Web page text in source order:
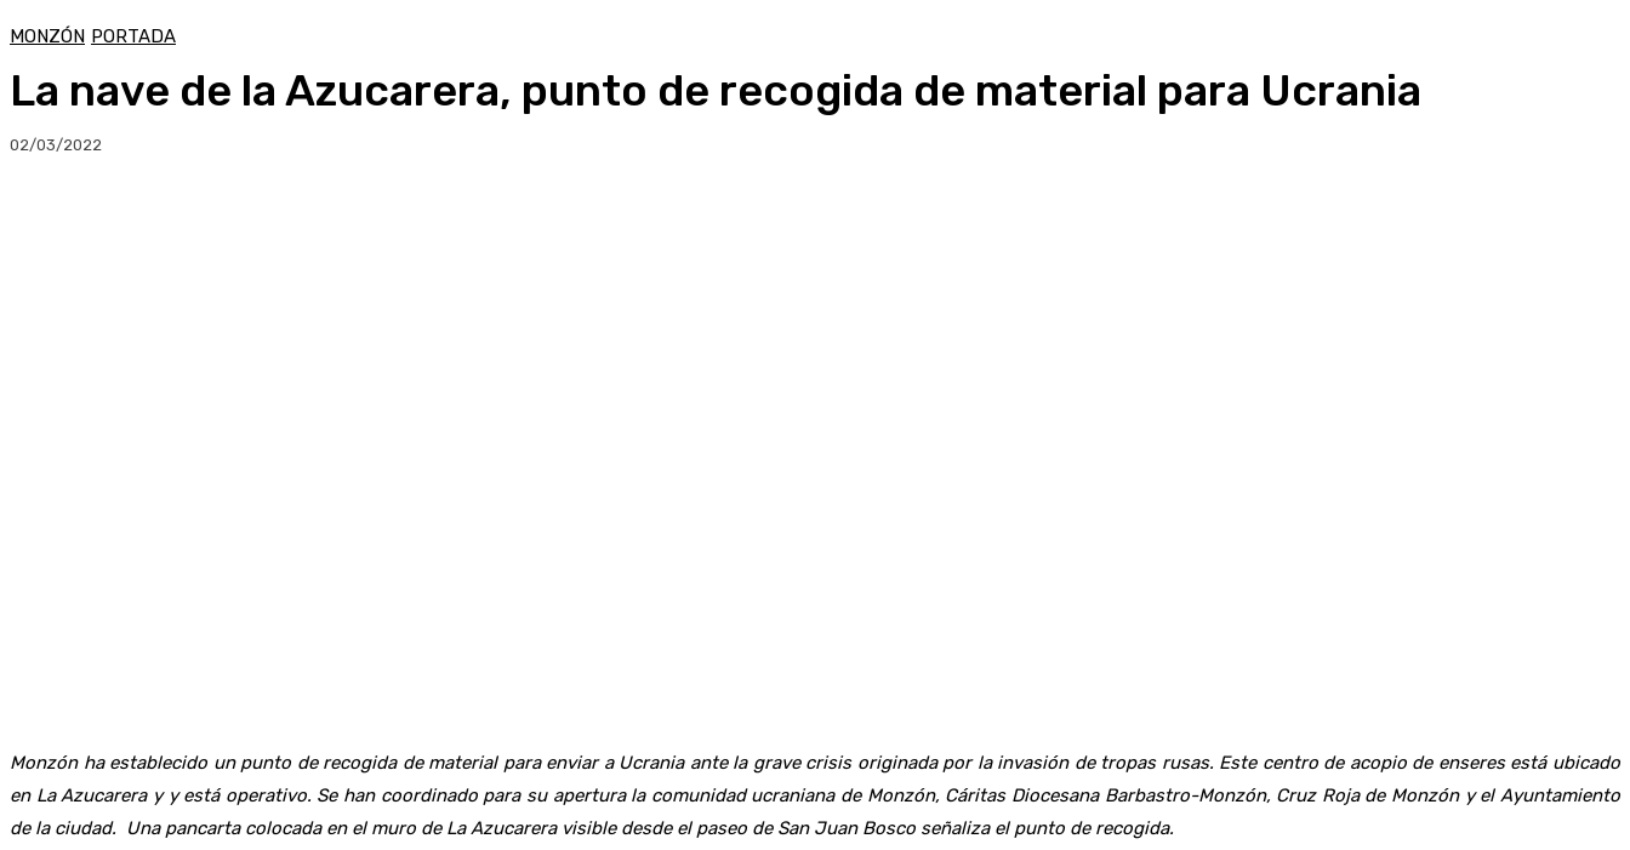
MONZÓN PORTADA
La nave de la Azucarera, punto de recogida de material para Ucrania
02/03/2022
Monzón ha establecido un punto de recogida de material para enviar a Ucrania ante la grave crisis originada por la invasión de tropas rusas. Este centro de acopio de enseres está ubicado
en La Azucarera y y está operativo. Se han coordinado para su apertura la comunidad ucraniana de Monzón, Cáritas Diocesana Barbastro-Monzón, Cruz Roja de Monzón y el Ayuntamiento
de la ciudad. Una pancarta colocada en el muro de La Azucarera visible desde el paseo de San Juan Bosco señaliza el punto de recogida.